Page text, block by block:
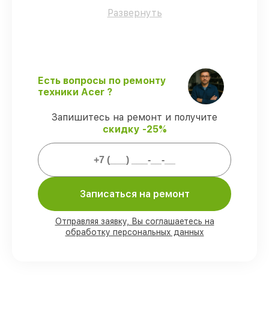
выполняемых работ.
ремонтные услуги и комплектующие
защищены сервисной гарантией.
Мы гарантируем:
работ проводим в присутствии
90%
деталей Acer готовы к установке в
Москве, остальные доставляются быстро
Подлинные запчасти Acer и надёжные
аналоги– под любые запросы
85%ремонтов исполняются за 1–2 часа,
Развернуть
Есть вопросы по ремонту
техники Acer ?
Запишитесь на ремонт и получите
скидку -25%
Записаться на ремонт
Отправляя заявку, Вы соглашаетесь на
обработку персональных данных